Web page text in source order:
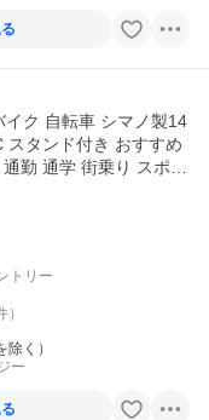
ク 自転車 シマノ製14
タンド付き おすすめ
勤 通学 街乗り スポー
トリー
）
く）
ー